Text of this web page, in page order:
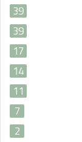
39
39
17
14
11
7
2